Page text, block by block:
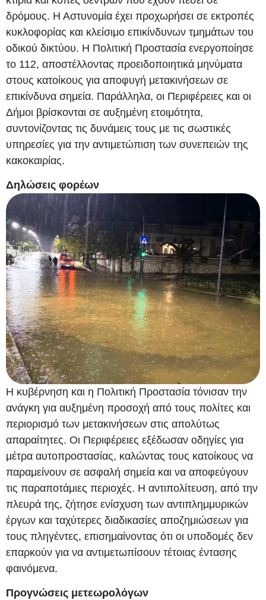
δρόμους. Η Αστυνομία έχει προχωρήσει σε εκτροπές
κυκλοφορίας και κλείσιμο επικίνδυνων τμημάτων του
οδικού δικτύου. Η Πολιτική Προστασία ενεργοποίησε
το 112, αποστέλλοντας προειδοποιητικά μηνύματα
στους κατοίκους για αποφυγή μετακινήσεων σε
επικίνδυνα σημεία. Παράλληλα, οι Περιφέρειες και οι
Δήμοι βρίσκονται σε αυξημένη ετοιμότητα,
συντονίζοντας τις δυνάμεις τους με τις σωστικές
υπηρεσίες για την αντιμετώπιση των συνεπειών της
κακοκαιρίας.
Δηλώσεις φορέων
Η κυβέρνηση και η Πολιτική Προστασία τόνισαν την
ανάγκη για αυξημένη προσοχή από τους πολίτες και
περιορισμό των μετακινήσεων στις απολύτως
απαραίτητες. Οι Περιφέρειες εξέδωσαν οδηγίες για
μέτρα αυτοπροστασίας, καλώντας τους κατοίκους να
παραμείνουν σε ασφαλή σημεία και να αποφεύγουν
τις παραποτάμιες περιοχές. Η αντιπολίτευση, από την
πλευρά της, ζήτησε ενίσχυση των αντιπλημμυρικών
έργων και ταχύτερες διαδικασίες αποζημιώσεων για
τους πληγέντες, επισημαίνοντας ότι οι υποδομές δεν
επαρκούν για να αντιμετωπίσουν τέτοιας έντασης
φαινόμενα.
Προγνώσεις μετεωρολόγων